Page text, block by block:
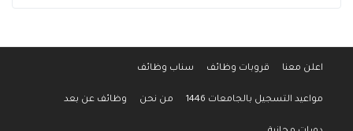
اعلن معنا قروبات وظائف سناب وظائف
مواعيد التسجيل بالجامعات 1446 من نحن وظائف عن بعد